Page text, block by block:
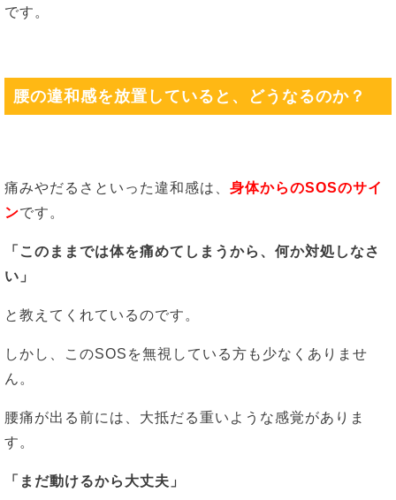
です。
腰の違和感を放置していると、どうなるのか？
痛みやだるさといった違和感は、 身体からのSOSのサイ
ンです。
「このままでは体を痛めてしまうから、何か対処しなさ
い」
と教えてくれているのです。
しかし、このSOSを無視している方も少なくありませ
ん。
腰痛が出る前には、大抵だる重いような感覚がありま
す。
「まだ動けるから大丈夫」